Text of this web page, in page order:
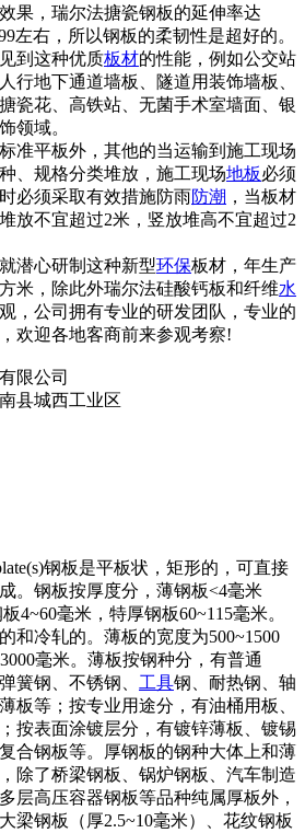
果，瑞尔法搪瓷钢板的延伸率达
左右，所以钢板的柔韧性是超好的。
到这种优质板材的性能，例如公交站
行地下通道墙板、隧道用装饰墙板、
瓷花、高铁站、无菌手术室墙面、银
领域。
准平板外，其他的当运输到施工现场
、规格分类堆放，施工现场地板必须
必须采取有效措施防雨防潮 ，当板材
放不宜超过2米，竖放堆高不宜超过2
潜心研制这种新型环保板材，年生产
米，除此外瑞尔法硅酸钙板和纤维水
，公司拥有专业的研发团队，专业的
欢迎各地客商前来参观考察!
限公司
县城西工业区
钢板是平板状，矩形的，可直接
。钢板按厚度分，薄钢板<4毫米
4~60毫米，特厚钢板60~115毫米。
和冷轧的。薄板的宽度为500~1500
毫米。薄板按钢种分，有普通
簧钢、不锈钢、 工具钢、耐热钢、轴
板等；按专业用途分，有油桶用板、
按表面涂镀层分，有镀锌薄板、镀锡
复合钢板等。厚钢板的钢种大体上和薄
除了桥梁钢板、锅炉钢板、汽车制造
层高压容器钢板等品种纯属厚板外，
梁钢板（厚2.5~10毫米）、花纹钢板